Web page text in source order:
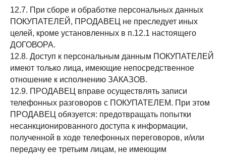
12.7. При сборе и обработке персональных данных
ПОКУПАТЕЛЕЙ, ПРОДАВЕЦ не преследует иных
целей, кроме установленных в п.12.1 настоящего
ДОГОВОРА.
12.8. Доступ к персональным данным ПОКУПАТЕЛЕЙ
имеют только лица, имеющие непосредственное
отношение к исполнению ЗАКАЗОВ.
12.9. ПРОДАВЕЦ вправе осуществлять записи
телефонных разговоров с ПОКУПАТЕЛЕМ. При этом
ПРОДАВЕЦ обязуется: предотвращать попытки
несанкционированного доступа к информации,
полученной в ходе телефонных переговоров, и/или
передачу ее третьим лицам, не имеющим